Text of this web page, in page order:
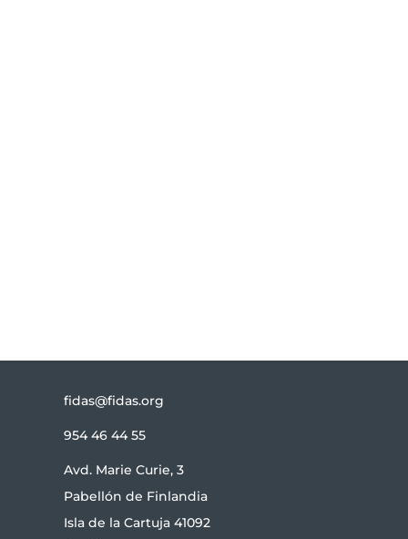
fidas@fidas.org
954 46 44 55
Avd. Marie Curie, 3
Pabellón de Finlandia
Isla de la Cartuja 41092